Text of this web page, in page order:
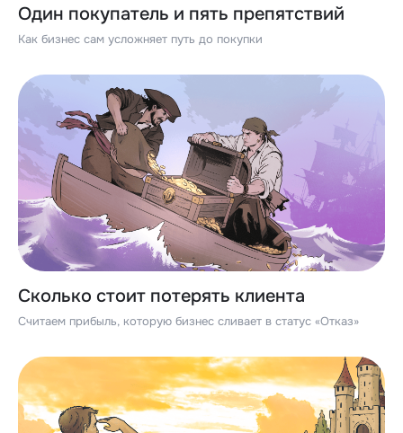
Один покупатель и пять препятствий
Как бизнес сам усложняет путь до покупки
Сколько стоит потерять клиента
Считаем прибыль, которую бизнес сливает в статус «Отказ»